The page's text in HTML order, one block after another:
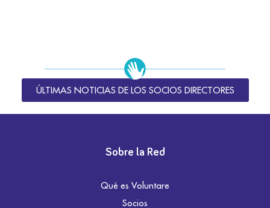
ÚLTIMAS NOTICIAS DE LOS SOCIOS DIRECTORES
Sobre la Red
Qué es Voluntare
Socios